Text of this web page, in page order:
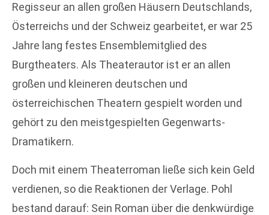
Regisseur an allen großen Häusern Deutschlands,
Österreichs und der Schweiz gearbeitet, er war 25
Jahre lang festes Ensemblemitglied des
Burgtheaters. Als Theaterautor ist er an allen
großen und kleineren deutschen und
österreichischen Theatern gespielt worden und
gehört zu den meistgespielten Gegenwarts-
Dramatikern.
Doch mit einem Theaterroman ließe sich kein Geld
verdienen, so die Reaktionen der Verlage. Pohl
bestand darauf: Sein Roman über die denkwürdige